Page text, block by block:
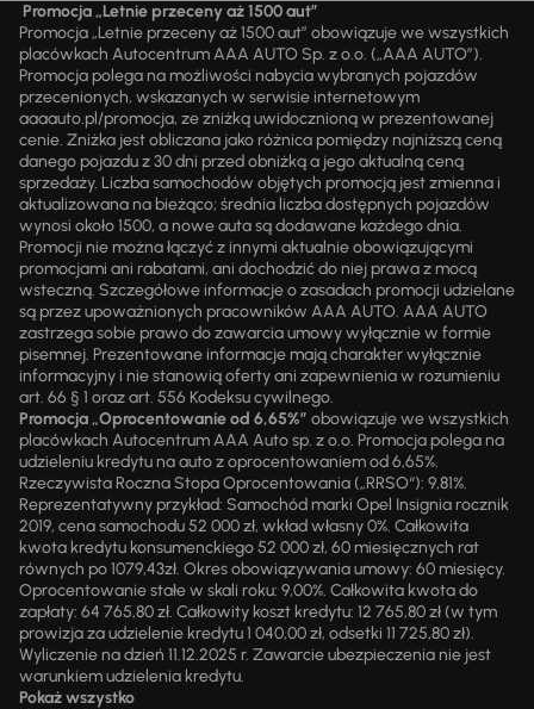
Promocja „Letnie przeceny aż 1500 aut”
Promocja „Letnie przeceny aż 1500 aut” obowiązuje we wszystkich
placówkach Autocentrum AAA AUTO Sp. z o.o. („AAA AUTO”).
Promocja polega na możliwości nabycia wybranych pojazdów
przecenionych, wskazanych w serwisie internetowym
aaaauto.pl/promocja, ze zniżką uwidocznioną w prezentowanej
cenie. Zniżka jest obliczana jako różnica pomiędzy najniższą ceną
danego pojazdu z 30 dni przed obniżką a jego aktualną ceną
sprzedaży. Liczba samochodów objętych promocją jest zmienna i
aktualizowana na bieżąco; średnia liczba dostępnych pojazdów
wynosi około 1500, a nowe auta są dodawane każdego dnia.
Promocji nie można łączyć z innymi aktualnie obowiązującymi
promocjami ani rabatami, ani dochodzić do niej prawa z mocą
wsteczną. Szczegółowe informacje o zasadach promocji udzielane
są przez upoważnionych pracowników AAA AUTO. AAA AUTO
zastrzega sobie prawo do zawarcia umowy wyłącznie w formie
pisemnej. Prezentowane informacje mają charakter wyłącznie
informacyjny i nie stanowią oferty ani zapewnienia w rozumieniu
art. 66 § 1 oraz art. 556 Kodeksu cywilnego.
Promocja „Oprocentowanie od 6,65%” obowiązuje we wszystkich
placówkach Autocentrum AAA Auto sp. z o.o. Promocja polega na
udzieleniu kredytu na auto z oprocentowaniem od 6,65%.
Rzeczywista Roczna Stopa Oprocentowania („RRSO“): 9,81%.
Reprezentatywny przykład: Samochód marki Opel Insignia rocznik
2019, cena samochodu 52 000 zł, wkład własny 0%. Całkowita
kwota kredytu konsumenckiego 52 000 zł, 60 miesięcznych rat
równych po 1079,43zł. Okres obowiązywania umowy: 60 miesięcy.
Oprocentowanie stałe w skali roku: 9,00%. Całkowita kwota do
zapłaty: 64 765,80 zł. Całkowity koszt kredytu: 12 765,80 zł (w tym
prowizja za udzielenie kredytu 1 040,00 zł, odsetki 11 725,80 zł).
Wyliczenie na dzień 11.12.2025 r. Zawarcie ubezpieczenia nie jest
warunkiem udzielenia kredytu.
Pokaż wszystko